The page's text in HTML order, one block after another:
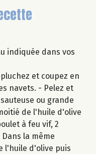
indiquée dans vos
et coupez en
navets. - Pelez et
ou grande
de l'huile d'olive
à feu vif, 2
la même
l'huile d'olive puis